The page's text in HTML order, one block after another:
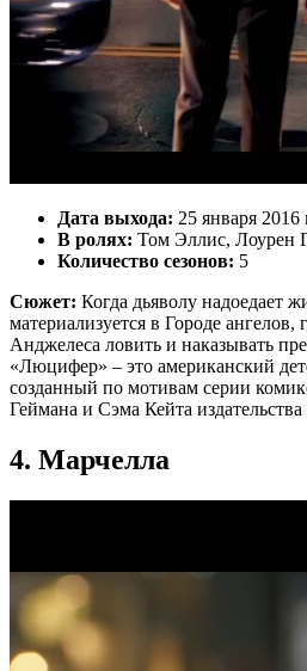
Дата выхода: 25 января 2016
В ролях: Том Эллис, Лоурен
Количество сезонов: 5
Сюжет: Когда дьяволу надоедает
материализуется в Городе
Анджелеса ловить и наказывать
«Люцифер» – это американский
созданный по мотивам серии
Геймана и Сэма Кейта
4. Марчелла